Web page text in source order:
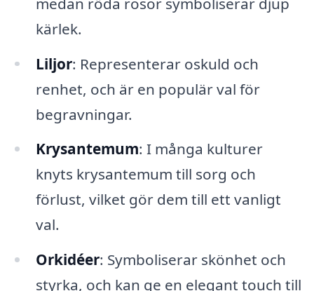
kärlek.
Liljor: Representerar oskuld och
renhet, och är en populär val för
begravningar.
Krysantemum: I många kulturer
knyts krysantemum till sorg och
förlust, vilket gör dem till ett vanligt
val.
Orkidéer: Symboliserar skönhet och
styrka, och kan ge en elegant touch till